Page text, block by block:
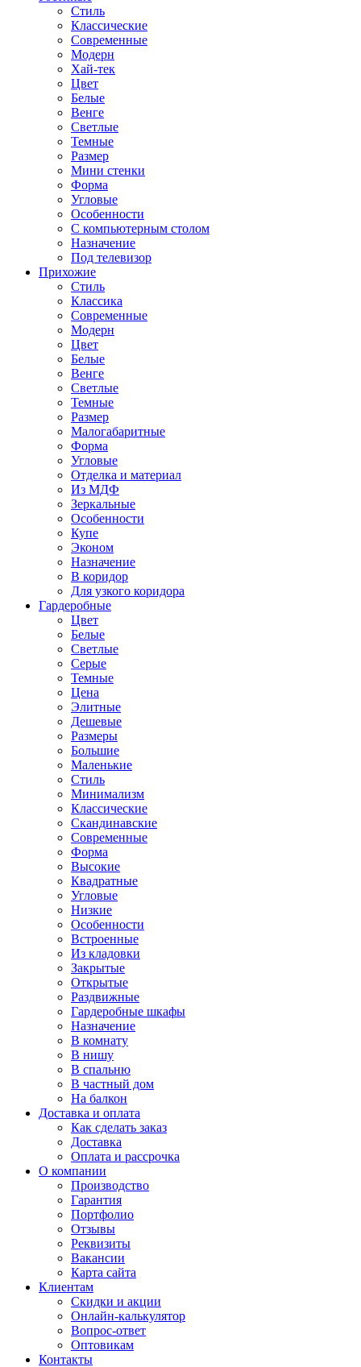
Стиль
Классические
Современные
Модерн
Хай-тек
Цвет
Белые
Венге
Светлые
Темные
Размер
Мини стенки
Форма
Угловые
Особенности
С компьютерным столом
Назначение
Под телевизор
Прихожие
Стиль
Классика
Современные
Модерн
Цвет
Белые
Венге
Светлые
Темные
Размер
Малогабаритные
Форма
Угловые
Отделка и материал
Из МДФ
Зеркальные
Особенности
Купе
Эконом
Назначение
В коридор
Для узкого коридора
Гардеробные
Цвет
Белые
Светлые
Серые
Темные
Цена
Элитные
Дешевые
Размеры
Большие
Маленькие
Стиль
Минимализм
Классические
Скандинавские
Современные
Форма
Высокие
Квадратные
Угловые
Низкие
Особенности
Встроенные
Из кладовки
Закрытые
Открытые
Раздвижные
Гардеробные шкафы
Назначение
В комнату
В нишу
В спальню
В частный дом
На балкон
Доставка и оплата
Как сделать заказ
Доставка
Оплата и рассрочка
О компании
Производство
Гарантия
Портфолио
Отзывы
Реквизиты
Вакансии
Карта сайта
Клиентам
Скидки и акции
Онлайн-калькулятор
Вопрос-ответ
Оптовикам
Контакты